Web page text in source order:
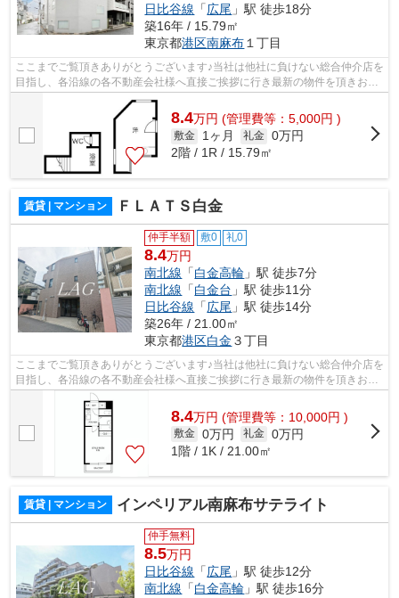
日比谷線 「広尾 」駅 徒歩18分
築16年 / 15.79㎡
東京都港区南麻布 １丁目
ここまでご覧頂きありがとうございます♪当社は他社に負けない総合仲介店を
目指し、各沿線の各不動産会社様へ直接ご挨拶に行き最新の物件を頂きお客
様へ提供しております！最新の情報は...
8.4万円 (管理費等：5,000円 )
敷金 1ヶ月 礼金 0万円
2階 / 1R / 15.79㎡
賃貸 | マンション ＦＬＡＴＳ白金
仲手半額 敷0 礼0
8.4万円
南北線 「白金高輪 」駅 徒歩7分
南北線 「白金台 」駅 徒歩11分
日比谷線 「広尾 」駅 徒歩14分
築26年 / 21.00㎡
東京都港区白金 ３丁目
ここまでご覧頂きありがとうございます♪当社は他社に負けない総合仲介店を
目指し、各沿線の各不動産会社様へ直接ご挨拶に行き最新の物件を頂きお客
様へ提供しております！最新の情報は...
8.4万円 (管理費等：10,000円 )
敷金 0万円 礼金 0万円
1階 / 1K / 21.00㎡
賃貸 | マンション インペリアル南麻布サテライト
仲手無料
8.5万円
日比谷線 「広尾 」駅 徒歩12分
南北線 「白金高輪 」駅 徒歩16分